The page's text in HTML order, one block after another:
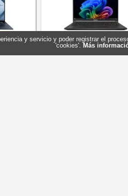
y servicio y poder registrar el
'cookies'. Más